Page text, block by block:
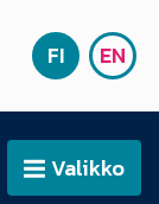
SUOMI
FI EN
AvaaValikko